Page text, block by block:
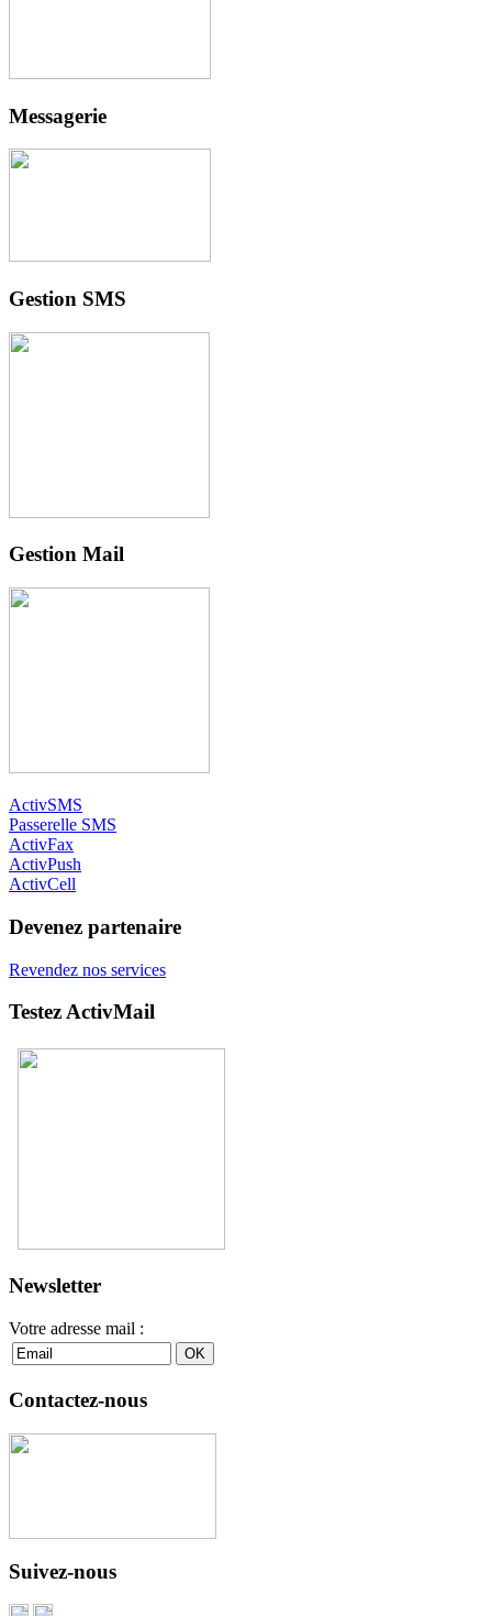
Messagerie
Gestion SMS
Gestion Mail
ActivSMS
Passerelle SMS
ActivFax
ActivPush
ActivCell
Devenez partenaire
Revendez nos services
Testez ActivMail
Newsletter
Votre adresse mail :
Contactez-nous
Suivez-nous